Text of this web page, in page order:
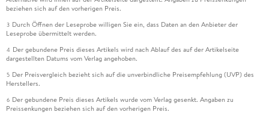
beziehen sich auf den vorherigen Preis.
3 Durch Öffnen der Leseprobe willigen Sie ein, dass Daten an den Anbieter der
Leseprobe übermittelt werden.
4 Der gebundene Preis dieses Artikels wird nach Ablauf des auf der Artikelseite
dargestellten Datums vom Verlag angehoben.
5 Der Preisvergleich bezieht sich auf die unverbindliche Preisempfehlung (UVP) des
Herstellers.
6 Der gebundene Preis dieses Artikels wurde vom Verlag gesenkt. Angaben zu
Preissenkungen beziehen sich auf den vorherigen Preis.